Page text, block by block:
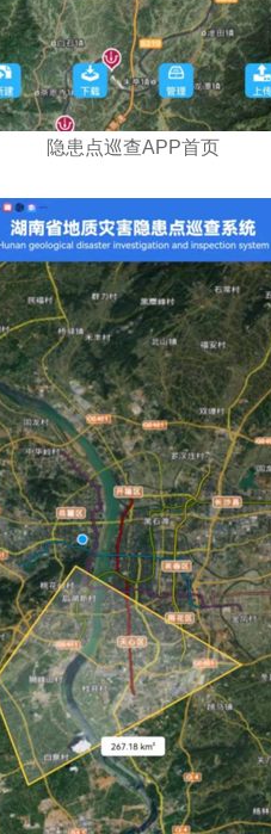
隐患点巡查APP首页